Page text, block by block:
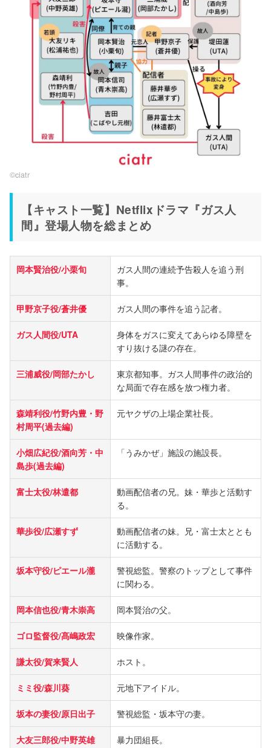
©ciatr
【キャスト一覧】Netflixドラマ『ガス人
間』登場人物を総まとめ
岡本賢治役/小栗旬
ガス人間の連続予告殺人を追う刑
事。
甲野京子役/蒼井優 ガス人間の事件を追う記者。
ガス人間役/UTA
身体をガスに変えてあらゆる障壁を
すり抜ける謎の存在。
三浦威役/岡部たかし
東京都知事。ガス人間事件の政治的
な局面で存在感を放つ権力者。
森靖利役/竹野内豊・野
村周平(過去編)
元ヤクザの上場企業社長。
小畑広紀役/酒向芳・中
島歩(過去編)
「うみかぜ」施設の施設長。
富士太役/林遣都
動画配信者の兄。妹・華歩と活動す
る。
華歩役/広瀬すず
動画配信者の妹。兄・富士太ととも
に活動する。
坂本守役/ピエール瀧
警視総監。警察のトップとして事件
に関わる。
岡本信也役/青木崇高 岡本賢治の父。
ゴロ監督役/髙嶋政宏 映像作家。
謙太役/賀来賢人 ホスト。
ミミ役/森川葵 元地下アイドル。
坂本の妻役/原日出子 警視総監・坂本守の妻。
大友三郎役/中野英雄 暴力団組長。